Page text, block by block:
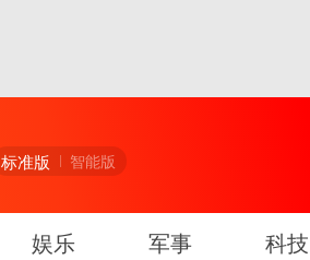
标准版 智能版
娱乐 军事 科技